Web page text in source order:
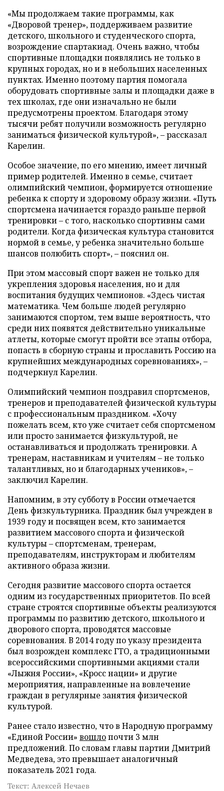
«Мы продолжаем такие программы, как
«Дворовой тренер», поддерживаем развитие
детского, школьного и студенческого спорта,
возрождение спартакиад. Очень важно, чтобы
спортивные площадки появлялись не только в
крупных городах, но и в небольших населенных
пунктах. Именно поэтому партия помогала
оборудовать спортивные залы и площадки даже в
тех школах, где они изначально не были
предусмотрены проектом. Благодаря этому
тысячи ребят получили возможность регулярно
заниматься физической культурой», – рассказал
Карелин.
Особое значение, по его мнению, имеет личный
пример родителей. Именно в семье, считает
олимпийский чемпион, формируется отношение
ребенка к спорту и здоровому образу жизни. «Путь
спортсмена начинается гораздо раньше первой
тренировки – с того, насколько спортивны сами
родители. Когда физическая культура становится
нормой в семье, у ребенка значительно больше
шансов полюбить спорт», – пояснил он.
При этом массовый спорт важен не только для
укрепления здоровья населения, но и для
воспитания будущих чемпионов. «Здесь чистая
математика. Чем больше людей регулярно
занимаются спортом, тем выше вероятность, что
среди них появятся действительно уникальные
атлеты, которые смогут пройти все этапы отбора,
попасть в сборную страны и прославить Россию на
крупнейших международных соревнованиях», –
подчеркнул Карелин.
Олимпийский чемпион поздравил спортсменов,
тренеров и преподавателей физической культуры
с профессиональным праздником. «Хочу
пожелать всем, кто уже считает себя спортсменом
или просто занимается физкультурой, не
останавливаться и продолжать тренировки. А
тренерам, наставникам и учителям – не только
талантливых, но и благодарных учеников», –
заключил Карелин.
Напомним, в эту субботу в России отмечается
День физкультурника. Праздник был учрежден в
1939 году и посвящен всем, кто занимается
развитием массового спорта и физической
культуры – спортсменам, тренерам,
преподавателям, инструкторам и любителям
активного образа жизни.
Сегодня развитие массового спорта остается
одним из государственных приоритетов. По всей
стране строятся спортивные объекты реализуются
программы по развитию детского, школьного и
дворового спорта, проводятся массовые
соревнования. В 2014 году по указу президента
был возрожден комплекс ГТО, а традиционными
всероссийскими спортивными акциями стали
«Лыжня России», «Кросс нации» и другие
мероприятия, направленные на вовлечение
граждан в регулярные занятия физической
культурой.
Ранее стало известно, что в Народную программу
«Единой России» вошлопочти 3 млн
предложений. По словам главы партии Дмитрий
Медведева, это превышает аналогичный
показатель 2021 года.
Текст: Алексей Нечаев